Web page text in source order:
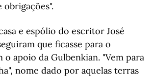
e espólio do escritor José
que ficasse para o
apoio da Gulbenkian. "Vem para
nome dado por aquelas terras